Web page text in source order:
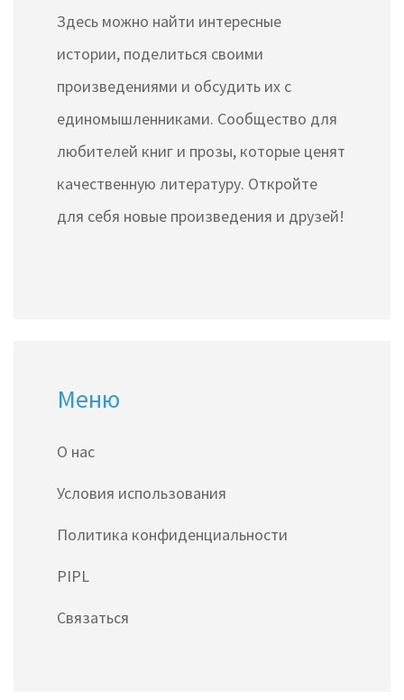
Здесь можно найти интересные
истории, поделиться своими
произведениями и обсудить их с
единомышленниками. Сообщество для
любителей книг и прозы, которые ценят
качественную литературу. Откройте
для себя новые произведения и друзей!
Меню
О нас
Условия использования
Политика конфиденциальности
PIPL
Связаться